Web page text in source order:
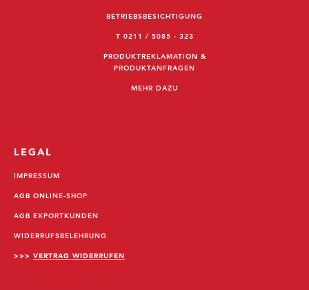
BETRIEBSBESICHTIGUNG
T 0211 / 5085 - 323
PRODUKTREKLAMATION &
PRODUKTANFRAGEN
MEHR DAZU
LEGAL
IMPRESSUM
AGB ONLINE-SHOP
AGB EXPORTKUNDEN
WIDERRUFSBELEHRUNG
>>> VERTRAG WIDERRUFEN